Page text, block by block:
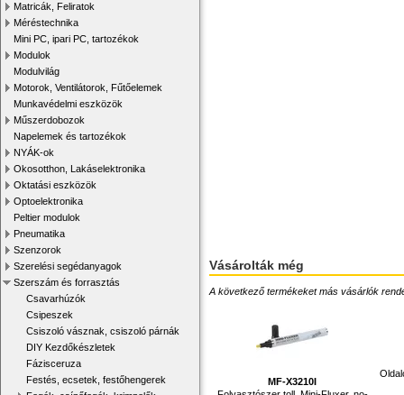
Matricák, Feliratok
Méréstechnika
Mini PC, ipari PC, tartozékok
Modulok
Modulvilág
Motorok, Ventilátorok, Fűtőelemek
Munkavédelmi eszközök
Műszerdobozok
Napelemek és tartozékok
NYÁK-ok
Okosotthon, Lakáselektronika
Oktatási eszközök
Optoelektronika
Peltier modulok
Pneumatika
Szenzorok
Szerelési segédanyagok
Szerszám és forrasztás
Csavarhúzók
Csipeszek
Csiszoló vásznak, csiszoló párnák
DIY Kezdőkészletek
Fázisceruza
Festés, ecsetek, festőhengerek
Vásárolták még
A következő termékeket más vásárlók
MF-X3210I